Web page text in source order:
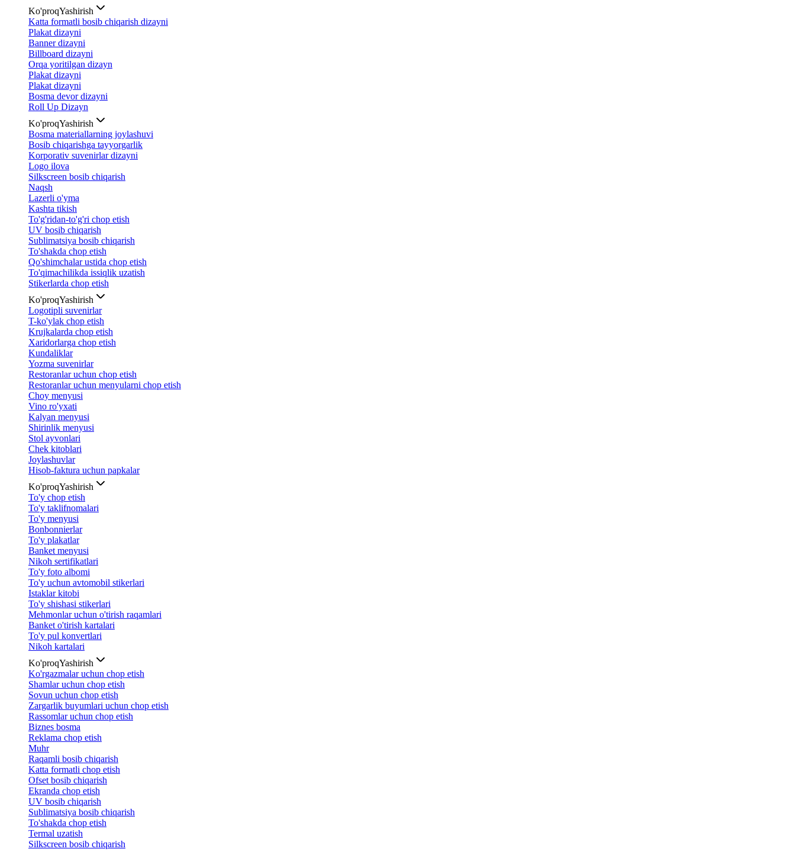
Ko'proqYashirish
Katta formatli bosib chiqarish dizayni
Plakat dizayni
Banner dizayni
Billboard dizayni
Orqa yoritilgan dizayn
Plakat dizayni
Plakat dizayni
Bosma devor dizayni
Roll Up Dizayn
Ko'proqYashirish
Bosma materiallarning joylashuvi
Bosib chiqarishga tayyorgarlik
Korporativ suvenirlar dizayni
Logo ilova
Silkscreen bosib chiqarish
Naqsh
Lazerli o'yma
Kashta tikish
To'g'ridan-to'g'ri chop etish
UV bosib chiqarish
Sublimatsiya bosib chiqarish
To'shakda chop etish
Qo'shimchalar ustida chop etish
To'qimachilikda issiqlik uzatish
Stikerlarda chop etish
Ko'proqYashirish
Logotipli suvenirlar
T-ko'ylak chop etish
Krujkalarda chop etish
Xaridorlarga chop etish
Kundaliklar
Yozma suvenirlar
Restoranlar uchun chop etish
Restoranlar uchun menyularni chop etish
Choy menyusi
Vino ro'yxati
Kalyan menyusi
Shirinlik menyusi
Stol ayvonlari
Chek kitoblari
Joylashuvlar
Hisob-faktura uchun papkalar
Ko'proqYashirish
To'y chop etish
To'y taklifnomalari
To'y menyusi
Bonbonnierlar
To'y plakatlar
Banket menyusi
Nikoh sertifikatlari
To'y foto albomi
To'y uchun avtomobil stikerlari
Istaklar kitobi
To'y shishasi stikerlari
Mehmonlar uchun o'tirish raqamlari
Banket o'tirish kartalari
To'y pul konvertlari
Nikoh kartalari
Ko'proqYashirish
Ko'rgazmalar uchun chop etish
Shamlar uchun chop etish
Sovun uchun chop etish
Zargarlik buyumlari uchun chop etish
Rassomlar uchun chop etish
Biznes bosma
Reklama chop etish
Muhr
Raqamli bosib chiqarish
Katta formatli chop etish
Ofset bosib chiqarish
Ekranda chop etish
UV bosib chiqarish
Sublimatsiya bosib chiqarish
To'shakda chop etish
Termal uzatish
Silkscreen bosib chiqarish